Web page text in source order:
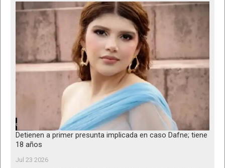
Detienen a primer presunta implicada en caso Dafne; tiene
18 años
Jul 23 2026